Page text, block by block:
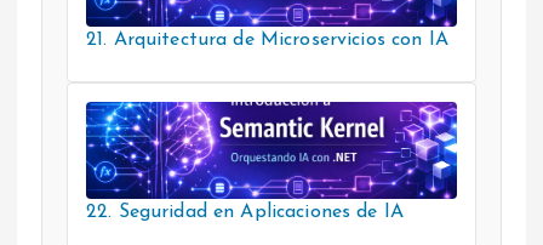
21. Arquitectura de Microservicios con IA
22. Seguridad en Aplicaciones de IA